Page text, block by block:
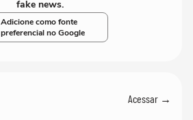
fake news.
Adicione como fonte
preferencial no Google
Acessar →